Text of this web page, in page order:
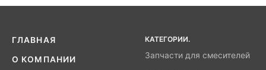
ГЛАВНАЯ
О КОМПАНИИ
КАТЕГОРИИ.
Запчасти для смесителей